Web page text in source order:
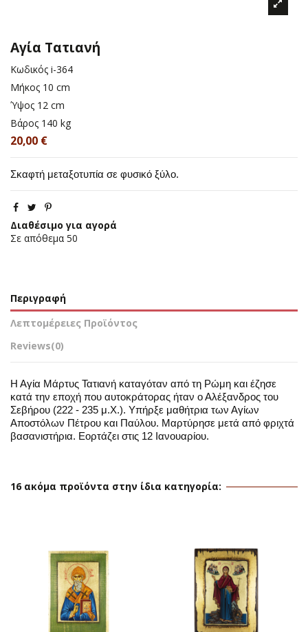
Αγία Τατιανή
Κωδικός i-364
Μήκος 10 cm
Ύψος 12 cm
Βάρος 140 kg
20,00 €
Σκαφτή μεταξοτυπία σε φυσικό ξύλο.
Διαθέσιμο για αγορά
Σε απόθεμα 50
Περιγραφή
Λεπτομέρειες Προϊόντος
Reviews(0)
Η Αγία Μάρτυς Τατιανή καταγόταν από τη Ρώμη και έζησε
κατά την εποχή που αυτοκράτορας ήταν ο Αλέξανδρος του
Σεβήρου (222 - 235 μ.Χ.). Υπήρξε μαθήτρια των Αγίων
Αποστόλων Πέτρου και Παύλου. Μαρτύρησε μετά από φριχτά
βασανιστήρια. Εορτάζει στις 12 Ιανουαρίου.
16 ακόμα προϊόντα στην ίδια κατηγορία: